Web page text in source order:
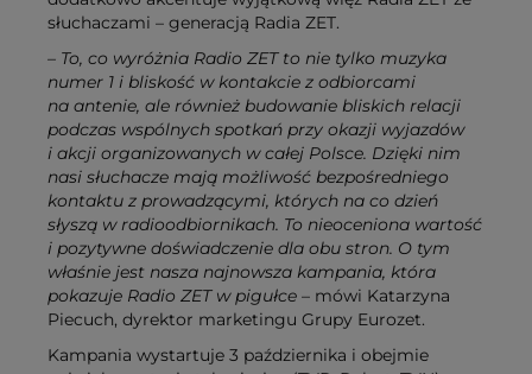
słuchaczami – generacją Radia ZET.
– To, co wyróżnia Radio ZET to nie tylko muzyka
numer 1 i bliskość w kontakcie z odbiorcami
na antenie, ale również budowanie bliskich relacji
podczas wspólnych spotkań przy okazji wyjazdów
i akcji organizowanych w całej Polsce. Dzięki nim
nasi słuchacze mają możliwość bezpośredniego
kontaktu z prowadzącymi, których na co dzień
słyszą w radioodbiornikach. To nieoceniona wartość
i pozytywne doświadczenie dla obu stron. O tym
właśnie jest nasza najnowsza kampania, która
pokazuje Radio ZET w pigułce – mówi Katarzyna
Piecuch, dyrektor marketingu Grupy Eurozet.
Kampania wystartuje 3 października i obejmie